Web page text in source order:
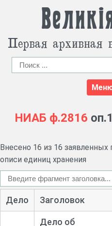
Первая архивная
НИАБ ф.2816
Внесено 16 из 16 заявленных
описи единиц хранения
Дело Заголовок
Дело об